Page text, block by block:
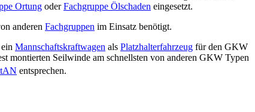
Ortung oderFachgruppe Ölschaden eingesetzt.
anderen Fachgruppen im Einsatz benötigt.
Mannschaftskraftwagen als Platzhalterfahrzeug für den GKW
montierten Seilwinde am schnellsten von anderen GKW Typen
entsprechen.